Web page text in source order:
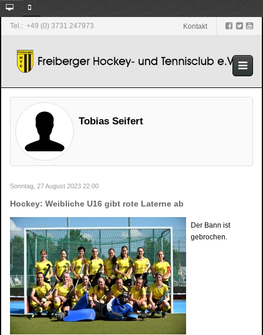
Tel.: +49 (0) 3731 247973 Kontakt
Tobias Seifert
Sonntag, 27 August 2023 22:00
Hockey: Weibliche U16 gibt rote Laterne ab
Der Bann ist
gebrochen.